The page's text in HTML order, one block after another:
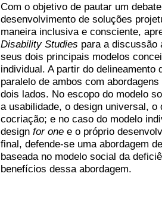
Com o objetivo de pautar um
desenvolvimento de soluções
maneira inclusiva e consciente,
Disability Studies para a discussão
seus dois principais modelos
individual. A partir do
paralelo de ambos com
dois lados. No escopo do modelo
a usabilidade, o design universal,
cocriação; e no caso do modelo
design for one e o próprio
final, defende-se uma abordagem
baseada no modelo social da
benefícios dessa abordagem.